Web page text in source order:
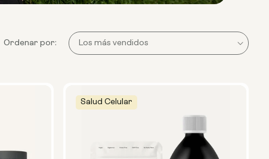
Ordenar por:
Salud Celular